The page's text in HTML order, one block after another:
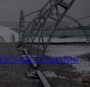
РЕШЕНИЯ